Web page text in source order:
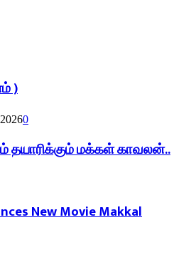
)
0
தயாரிக்கும் மக்கள் காவலன்..
New Movie Makkal